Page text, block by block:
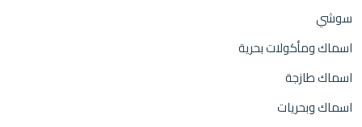
سوشي
اسماك ومأكولات بحرية
اسماك طازجة
اسماك وبحريات